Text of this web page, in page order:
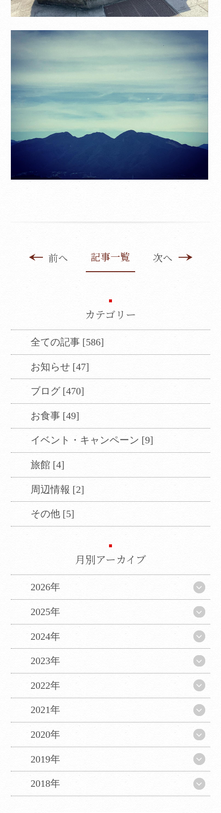
前へ 記事一覧 次へ
カテゴリー
全ての記事 [586]
お知らせ [47]
ブログ [470]
お食事 [49]
イベント・キャンペーン [9]
旅館 [4]
周辺情報 [2]
その他 [5]
月別アーカイブ
2026年
2025年
2024年
2023年
2022年
2021年
2020年
2019年
2018年
Translate
翻訳について
当サイトは、外部サイトの翻訳サービス［
Google翻訳サービス ］を導入しています。
機械的に翻訳されますので、言葉づかい・文
法などが正確でない場合があります。翻訳の
社では責任を負うことができません。